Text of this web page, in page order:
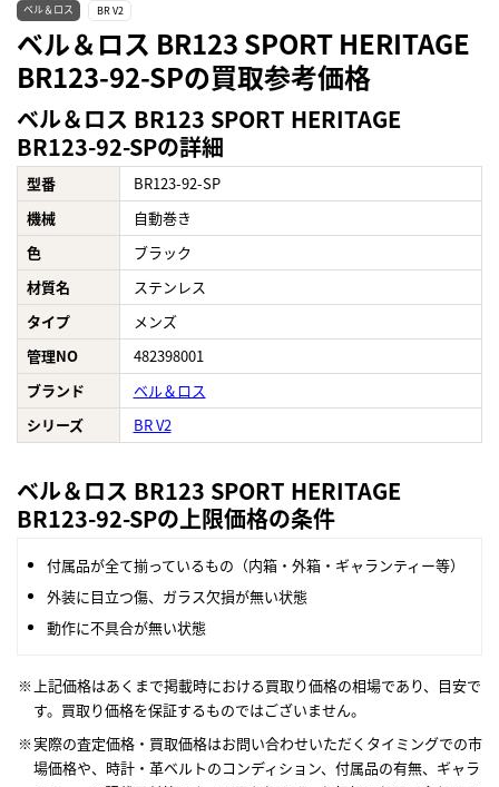
ベル＆ロス BR V2
ベル＆ロス BR123 SPORT HERITAGE
BR123-92-SPの買取参考価格
ベル＆ロス BR123 SPORT HERITAGE
BR123-92-SPの詳細
型番
BR123-92-SP
機械
自動巻き
色
ブラック
材質名
ステンレス
タイプ
メンズ
管理NO
482398001
ブランド
ベル＆ロス
シリーズ
BR V2
ベル＆ロス BR123 SPORT HERITAGE
BR123-92-SPの上限価格の条件
付属品が全て揃っているもの（内箱・外箱・ギャランティー等）
外装に目立つ傷、ガラス欠損が無い状態
動作に不具合が無い状態
上記価格はあくまで掲載時における買取り価格の相場であり、目安で
す。買取り価格を保証するものではございません。
実際の査定価格・買取価格はお問い合わせいただくタイミングでの市
場価格や、時計・革ベルトのコンディション、付属品の有無、ギャラ